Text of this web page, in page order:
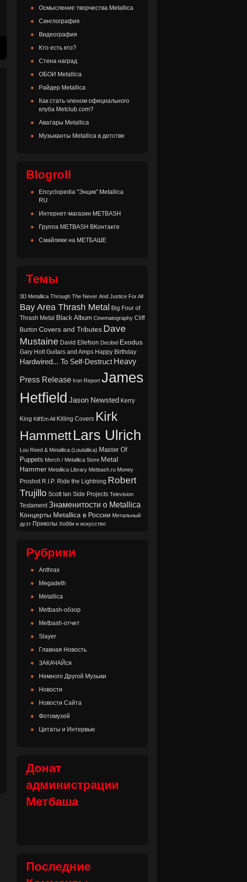
Осмысление творчества Metallica
Синглография
Видеография
Кто есть кто?
Стена наград
ОБОИ Metallica
Райдер Metallica
Как стать членом официального
клуба Metclub.com?
Аватары Metallica
Музыканты Metallica в детстве
Blogroll
Encyclopedia "Энцик" Metallica
RU
Интернет-магазин METBASH
Группа METBASH ВКонтакте
Смайлики на МЕТБАШЕ
Темы
3D Metallica Through The Never And Justice For All
Bay Area Thrash Metal Big Four of
Thrash Metal Black Album Cinematography Cliff
Burton Covers and Tributes Dave
Mustaine David Ellefson Decibel Exodus
Gary Holt Guitars and Amps Happy Birthday
Hardwired... To Self-Destruct Heavy
Press Release Iron Report James
Hetfield Jason Newsted Kerry
King Kill'Em All Killing Covers Kirk
HammettLars Ulrich
Lou Reed & Metallica (Loutallica) Master Of
Puppets Merch / Metallica Store Metal
Hammer Metallica Library Metbash.ru Money
Proshot R.I.P. Ride the Lightning Robert
Trujillo Scott Ian Side Projects Television
Testament Знаменитости о Metallica
Концерты Metallica в России Метальный
дуэт Приколы Хобби и искусство
Рубрики
Anthrax
Megadeth
Metallica
Metbash-обзор
Metbash-отчет
Slayer
Главная Новость
ЗАКАЧАЙся
Немного Другой Музыки
Новости
Новости Сайта
Фотомузей
Цитаты и Интервью
Донат
администрации
Метбаша
Последние